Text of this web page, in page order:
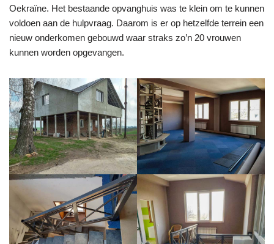
Oekraïne. Het bestaande opvanghuis was te klein om te kunnen
voldoen aan de hulpvraag. Daarom is er op hetzelfde terrein een
nieuw onderkomen gebouwd waar straks zo’n 20 vrouwen
kunnen worden opgevangen.